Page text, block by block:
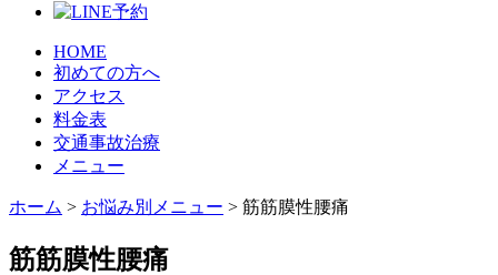
HOME
初めての方へ
アクセス
料金表
交通事故治療
メニュー
ホーム > お悩み別メニュー > 筋筋膜性腰痛
筋筋膜性腰痛